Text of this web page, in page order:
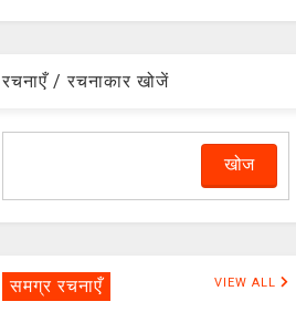
रचनाएँ / रचनाकार खोजें
समग्र रचनाएँ VIEW ALL